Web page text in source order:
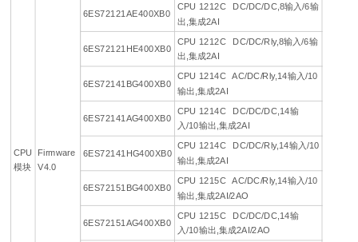
CPU
模块
Firmware
V4.0
6ES72121AE400XB0
CPU 1212C DC/DC/DC,8输入/6输
出,集成2AI
6ES72121HE400XB0
CPU 1212C DC/DC/Rly,8输入/6输
出,集成2AI
6ES72141BG400XB0
CPU 1214C AC/DC/Rly,14输入/10
输出,集成2AI
6ES72141AG400XB0
CPU 1214C DC/DC/DC,14输
入/10输出,集成2AI
6ES72141HG400XB0
CPU 1214C DC/DC/Rly,14输入/10
输出,集成2AI
6ES72151BG400XB0
CPU 1215C AC/DC/Rly,14输入/10
输出,集成2AI/2AO
6ES72151AG400XB0
CPU 1215C DC/DC/DC,14输
入/10输出,集成2AI/2AO